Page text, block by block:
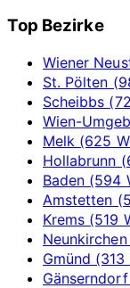
Top Bezirke
Wiener
St. Pölten
Scheibbs
Wien-
Melk (625
Hollabrunn
Baden (594
Amstetten
Krems (519
Gmünd (313
Gänserndorf